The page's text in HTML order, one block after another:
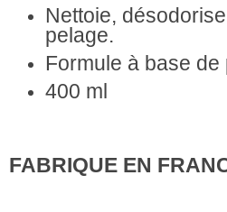
Nettoie,
pelage.
Formule à base
400 ml
FABRIQUE EN